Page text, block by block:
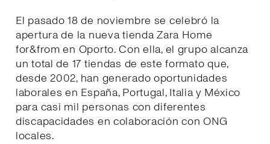
El pasado 18 de noviembre se celebró la
apertura de la nueva tienda Zara Home
for&from en Oporto. Con ella, el grupo alcanza
un total de 17 tiendas de este formato que,
desde 2002, han generado oportunidades
laborales en España, Portugal, Italia y México
para casi mil personas con diferentes
discapacidades en colaboración con ONG
locales.